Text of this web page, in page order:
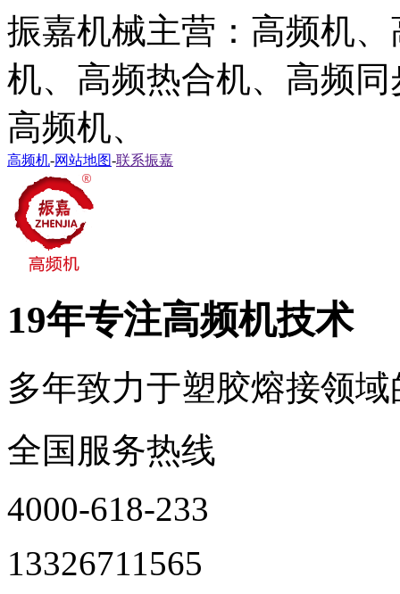
振嘉机械主营：高频机
机、高频热合机、高频
高频机、
高频机-网站地图-联系振嘉
19年专注高频机技术
多年致力于塑胶熔接领
全国服务热线
4000-618-233
13326711565